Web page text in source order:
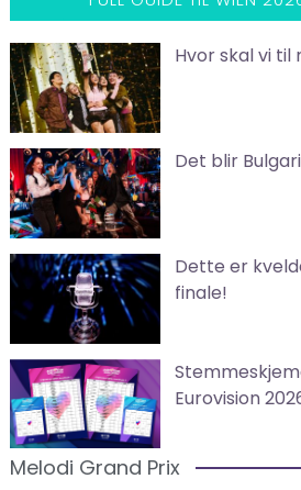
Hvor skal vi til
Det blir
Dette er
finale!
Eurovision
Melodi Grand Prix